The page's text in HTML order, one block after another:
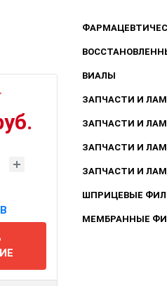
ВИАЛЫ
ЗАПЧАСТИ И
ЗАПЧАСТИ И
ЗАПЧАСТИ И
ЗАПЧАСТИ И
ШПРИЦЕВЫЕ
МЕМБРАННЫЕ